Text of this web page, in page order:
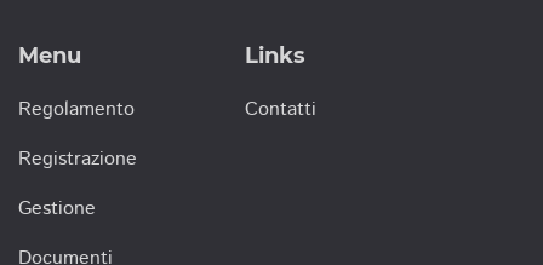
Menu
Regolamento
Registrazione
Gestione
Documenti
Links
Contatti